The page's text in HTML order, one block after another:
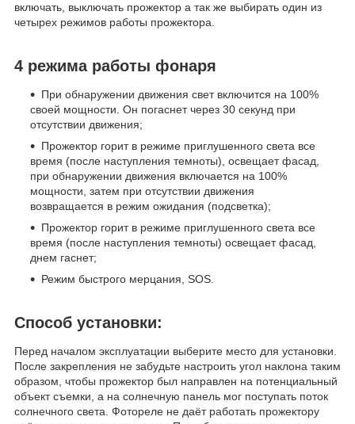
включать, выключать прожектор а так же выбирать один из
четырех режимов работы прожектора.
4 режима работы фонаря
При обнаружении движения свет включится на 100%
своей мощности. Он погаснет через 30 секунд при
отсутствии движения;
Прожектор горит в режиме приглушенного света все
время (после наступления темноты), освещает фасад,
при обнаружении движения включается на 100%
мощности, затем при отсутствии движения
возвращается в режим ожидания (подсветка);
Прожектор горит в режиме приглушенного света все
время (после наступления темноты) освещает фасад,
днем гаснет;
Режим быстрого мерцания, SOS.
Способ установки:
Перед началом эксплуатации выберите место для установки.
После закрепления не забудьте настроить угол наклона таким
образом, чтобы прожектор был направлен на потенциальный
объект съемки, а на солнечную панель мог поступать поток
солнечного света. Фотореле не даёт работать прожектору